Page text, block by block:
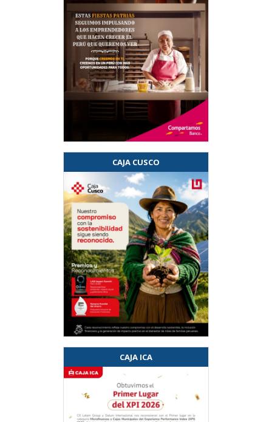
CAJA CUSCO
CAJA ICA